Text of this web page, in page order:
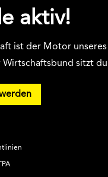
aktiv!
ist der Motor
sitzt du